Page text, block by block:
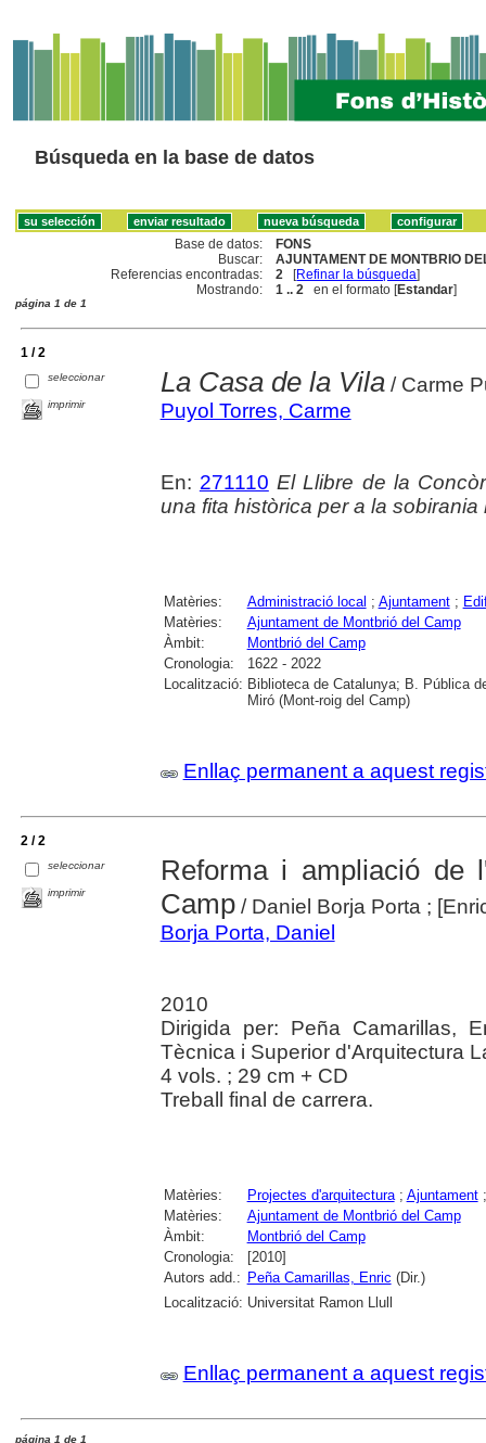
Búsqueda en la base de datos
Base de datos:
FONS
Buscar:
AJUNTAMENT DE MONTBRIO
Referencias encontradas:
2 [Refinar la búsqueda]
Mostrando:
1 .. 2 en el formato [Estandar]
página 1 de 1
1 / 2
seleccionar
imprimir
La Casa de la Vila/ Carme
Puyol Torres, Carme
En: 271110 El Llibre de la
una fita històrica per a la sobirania
Matèries: Administració local ; Ajuntament;
Matèries:
Ajuntament de Montbrió del Camp
Àmbit:
Montbrió del Camp
Cronologia:
1622 - 2022
Localització: Biblioteca de Catalunya; B. Pública
Miró (Mont-roig del Camp)
Enllaç permanent a aquest
2 / 2
seleccionar
imprimir
Reforma i ampliació de
Camp/ Daniel Borja Porta ;
Borja Porta, Daniel
2010
Dirigida per: Peña Camarillas,
Tècnica i Superior d'Arquitectura
4 vols. ; 29 cm + CD
Treball final de carrera.
Matèries: Projectes d'arquitectura; Ajuntament
Matèries:
Ajuntament de Montbrió del Camp
Àmbit:
Montbrió del Camp
Cronologia:
[2010]
Autors add.: Peña Camarillas, Enric (Dir.)
Localització: Universitat Ramon Llull
Enllaç permanent a aquest
página 1 de 1